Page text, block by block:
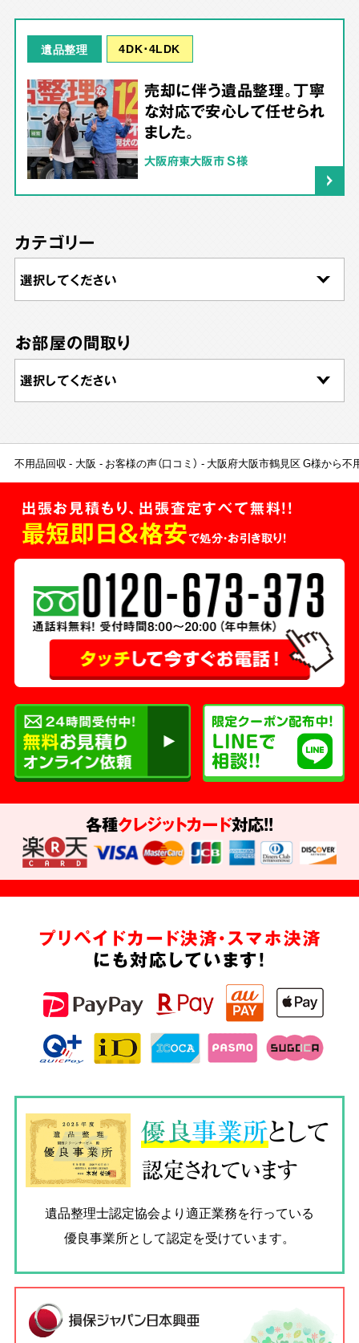
遺品整理 4DK･4LDK
売却に伴う遺品整理。丁寧
な対応で安心して任せられ
ました。
大阪府東大阪市 S様
カテゴリー
お部屋の間取り
不用品回収 大阪 お客様の声（口コミ） 大阪府大阪市鶴見区 G様から不
出張お見積もり、出張査定すべて無料!!
最短即日＆格安で処分・お引き取り！
各種クレジットカード対応!!
プリペイドカード決済・スマホ決済
にも対応しています!
優良事業所として
認定されています
遺品整理士認定協会より適正業務を行っている
優良事業所として認定を受けています。